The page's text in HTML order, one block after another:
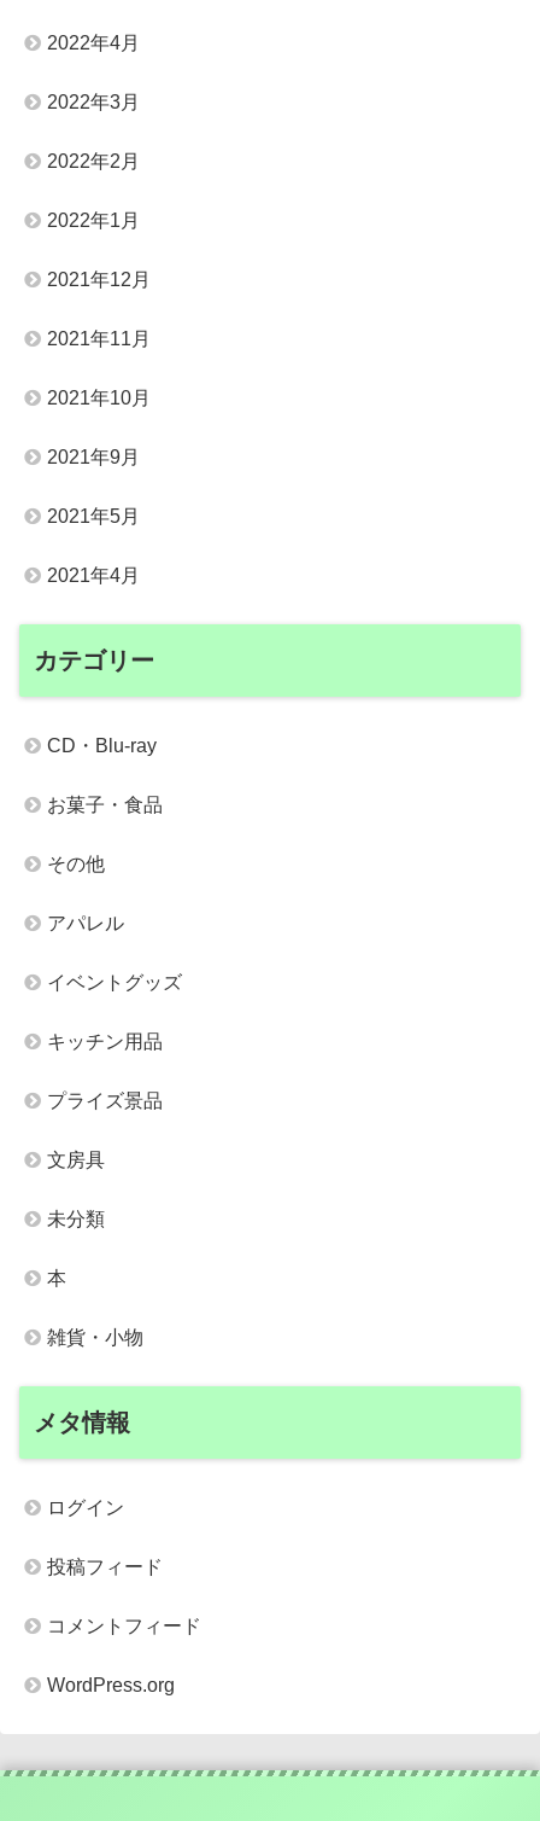
2022年4月
2022年3月
2022年2月
2022年1月
2021年12月
2021年11月
2021年10月
2021年9月
2021年5月
2021年4月
カテゴリー
CD・Blu-ray
お菓子・食品
その他
アパレル
イベントグッズ
キッチン用品
プライズ景品
文房具
未分類
本
雑貨・小物
メタ情報
ログイン
投稿フィード
コメントフィード
WordPress.org